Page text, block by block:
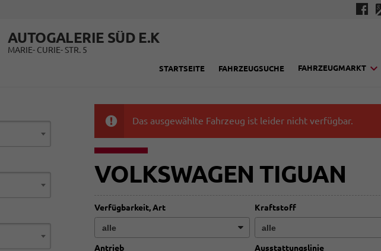
AUTOGALERIE SÜD E.K
MARIE- CURIE- STR. 5
STARTSEITE FAHRZEUGSUCHE FAHRZEUGMARKT
Das ausgewählte Fahrzeug ist leider nicht verfügbar.
VOLKSWAGEN TIGUAN
Verfügbarkeit, Art Kraftstoff
Antrieb Ausstattungslinie